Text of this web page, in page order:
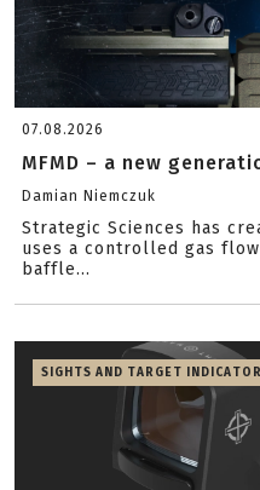
07.08.2026
MFMD – a new
Damian Niemczuk
Strategic Sciences has
uses a controlled gas
baffle...
SIGHTS AND TARGET